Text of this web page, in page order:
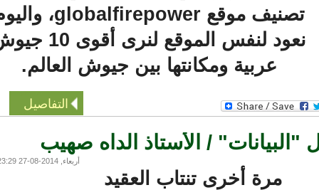
تصنيف موقع globalfirepower، واليوم
نعود لنفس الموقع لنرى أقوى 10 جيوش
عربية ومكانتها بين جيوش العالم.
التفاصيل
/ الأستاذ الداه صهيب
أربعاء, 2014-08-27 23:29
مرة أخرى تنتاب العقيد